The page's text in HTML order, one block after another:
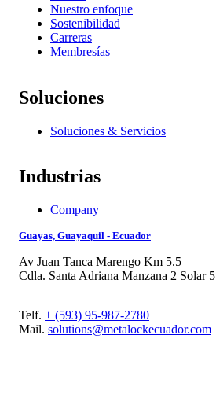
Nuestro enfoque
Sostenibilidad
Carreras
Membresías
Soluciones
Soluciones & Servicios
Industrias
Company
Guayas, Guayaquil - Ecuador
Av Juan Tanca Marengo Km 5.5
Cdla. Santa Adriana Manzana 2 Solar 5
Telf. + (593) 95-987-2780
Mail. solutions@metalockecuador.com